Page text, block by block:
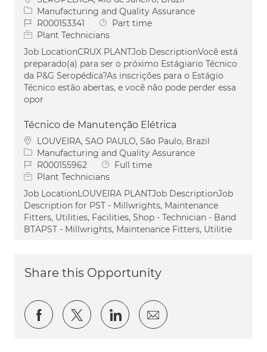
Category
Manufacturing and Quality Assurance
Job IdR000153341 Job Type
Part time
Plant Technicians
Job LocationCRUX PLANTJob DescriptionVocê está
preparado(a) para ser o próximo Estágiario Técnico
da P&G Seropédica?As inscrições para o Estágio
Técnico estão abertas, e você não pode perder essa
opor
Técnico de Manutenção Elétrica
Location
LOUVEIRA, SAO PAULO, São Paulo, Brazil
Category
Manufacturing and Quality Assurance
Job IdR000155962 Job Type
Full time
Plant Technicians
Job LocationLOUVEIRA PLANTJob DescriptionJob
Description for PST - Millwrights, Maintenance
Fitters, Utilities, Facilities, Shop - Technician - Band
BTAPST - Millwrights, Maintenance Fitters, Utilitie
Share this Opportunity
Share via Facebook
Share via twitter
Share via LinkedIn
Share via email